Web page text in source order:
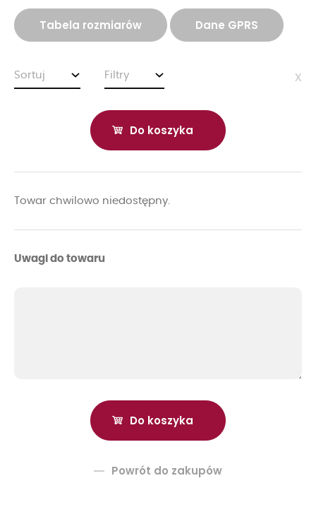
Tabela rozmiarów Dane GPRS
Sortuj Filtry x
Do koszyka
Towar chwilowo niedostępny.
Uwagi do towaru
Powrót do zakupów